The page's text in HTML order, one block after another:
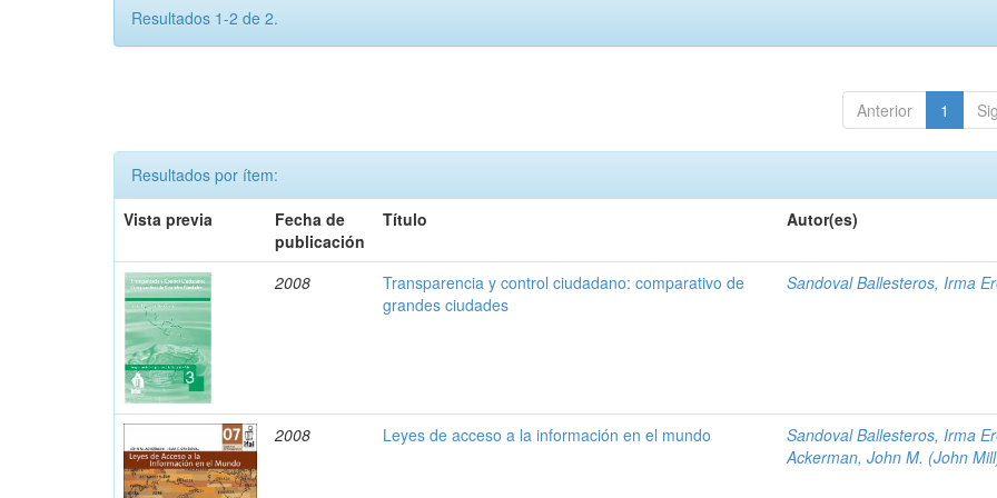
Resultados 1-2 de 2.
Anterior 1
Resultados por ítem:
Vista previa
Fecha de
publicación
Título Autor(es)
2008
Transparencia y control ciudadano: comparativo de
grandes ciudades
Sandoval Ballesteros, Irma
2008 Leyes de acceso a la información en el mundo Sandoval Ballesteros, Irma
Ackerman, John M. (John